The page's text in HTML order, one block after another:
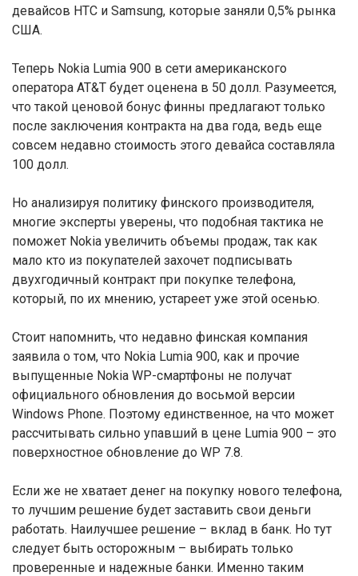
девайсов HTC и Samsung, которые заняли 0,5% рынка
США.
Теперь Nokia Lumia 900 в сети американского
оператора AT&T будет оценена в 50 долл. Разумеется,
что такой ценовой бонус финны предлагают только
после заключения контракта на два года, ведь еще
совсем недавно стоимость этого девайса составляла
100 долл.
Но анализируя политику финского производителя,
многие эксперты уверены, что подобная тактика не
поможет Nokia увеличить объемы продаж, так как
мало кто из покупателей захочет подписывать
двухгодичный контракт при покупке телефона,
который, по их мнению, устареет уже этой осенью.
Стоит напомнить, что недавно финская компания
заявила о том, что Nokia Lumia 900, как и прочие
выпущенные Nokia WP-смартфоны не получат
официального обновления до восьмой версии
Windows Phone. Поэтому единственное, на что может
рассчитывать сильно упавший в цене Lumia 900 – это
поверхностное обновление до WP 7.8.
Если же не хватает денег на покупку нового телефона,
то лучшим решение будет заставить свои деньги
работать. Наилучшее решение – вклад в банк. Но тут
следует быть осторожным – выбирать только
проверенные и надежные банки. Именно таким